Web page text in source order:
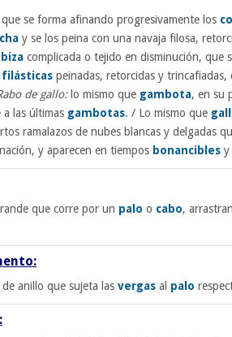
que se forma afinando progresivamente los
y se los peina con una navaja filosa,
complicada o tejido en disminución, que
filásticas peinadas, retorcidas y
de gallo:lo mismo que gambota, en su
a las últimas gambotas. / Lo mismo que
ramalazos de nubes blancas y delgadas
y aparecen en tiempos bonancibles y
que corre por un palo o cabo,
de anillo que sujeta las vergas al palo